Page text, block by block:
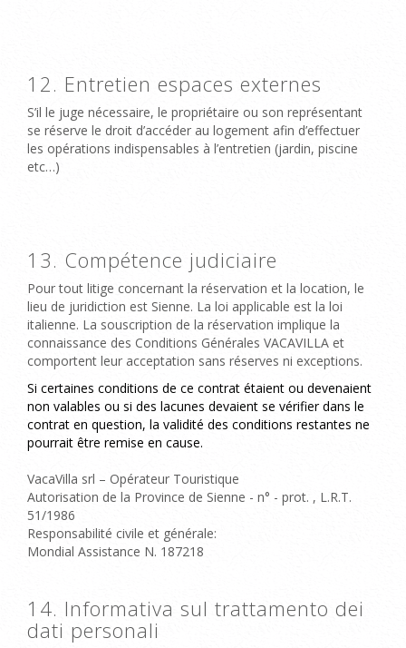
12. Entretien espaces externes
S’il le juge nécessaire, le propriétaire ou son représentant
se réserve le droit d’accéder au logement afin d’effectuer
les opérations indispensables à l’entretien (jardin, piscine
etc…)
13. Compétence judiciaire
Pour tout litige concernant la réservation et la location, le
lieu de juridiction est Sienne. La loi applicable est la loi
italienne. La souscription de la réservation implique la
connaissance des Conditions Générales VACAVILLA et
comportent leur acceptation sans réserves ni exceptions.
Si certaines conditions de ce contrat étaient ou devenaient
non valables ou si des lacunes devaient se vérifier dans le
contrat en question, la validité des conditions restantes ne
pourrait être remise en cause.
VacaVilla srl – Opérateur Touristique
Autorisation de la Province de Sienne - n° - prot. , L.R.T.
51/1986
Responsabilité civile et générale:
Mondial Assistance N. 187218
14. Informativa sul trattamento dei
dati personali